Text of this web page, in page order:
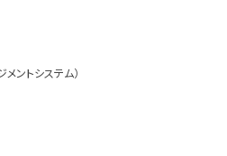
メントシステム）